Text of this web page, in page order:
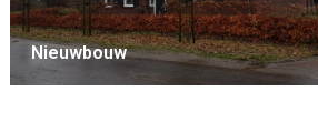
Nieuwbouw